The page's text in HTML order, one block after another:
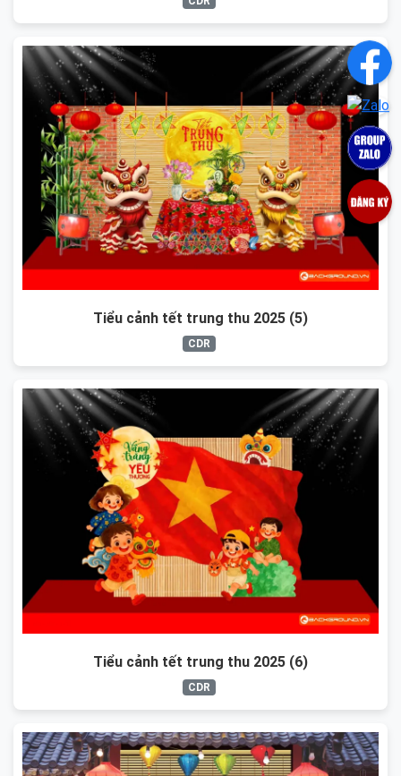
Tiểu cảnh tết trung thu 2025 (5)
CDR
Tiểu cảnh tết trung thu 2025 (6)
CDR